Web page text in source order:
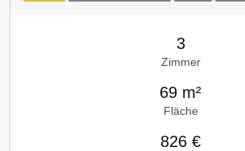
3
Zimmer
69 m²
Fläche
826 €